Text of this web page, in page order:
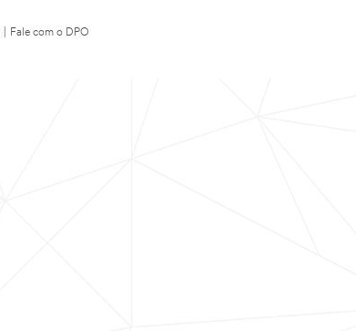
Fale com o DPO